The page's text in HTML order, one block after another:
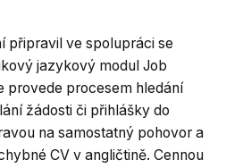
připravil ve spolupráci se
jazykový modul Job
provede procesem hledání
žádosti či přihlášky do
na samostatný pohovor a
CV v angličtině. Cennou